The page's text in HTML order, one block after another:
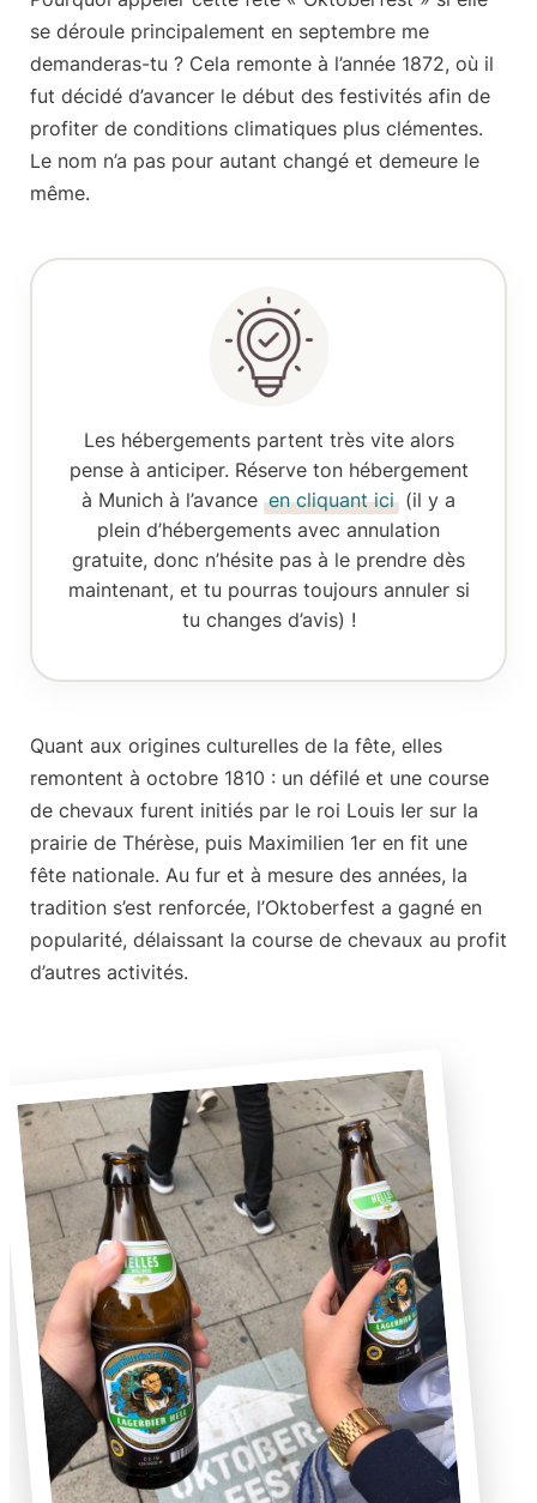
se déroule principalement en septembre me
demanderas-tu ? Cela remonte à l’année 1872, où il
fut décidé d’avancer le début des festivités afin de
profiter de conditions climatiques plus clémentes.
Le nom n’a pas pour autant changé et demeure le
même.
Les hébergements partent très vite alors
pense à anticiper. Réserve ton hébergement
à Munich à l’avance en cliquant ici (il y a
plein d’hébergements avec annulation
gratuite, donc n’hésite pas à le prendre dès
maintenant, et tu pourras toujours annuler si
tu changes d’avis) !
Quant aux origines culturelles de la fête, elles
remontent à octobre 1810 : un défilé et une course
de chevaux furent initiés par le roi Louis Ier sur la
prairie de Thérèse, puis Maximilien 1er en fit une
fête nationale. Au fur et à mesure des années, la
tradition s’est renforcée, l’Oktoberfest a gagné en
popularité, délaissant la course de chevaux au profit
d’autres activités.